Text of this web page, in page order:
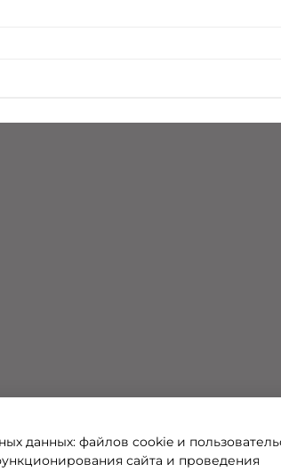
данных: файлов cookie и
сайта и проведения